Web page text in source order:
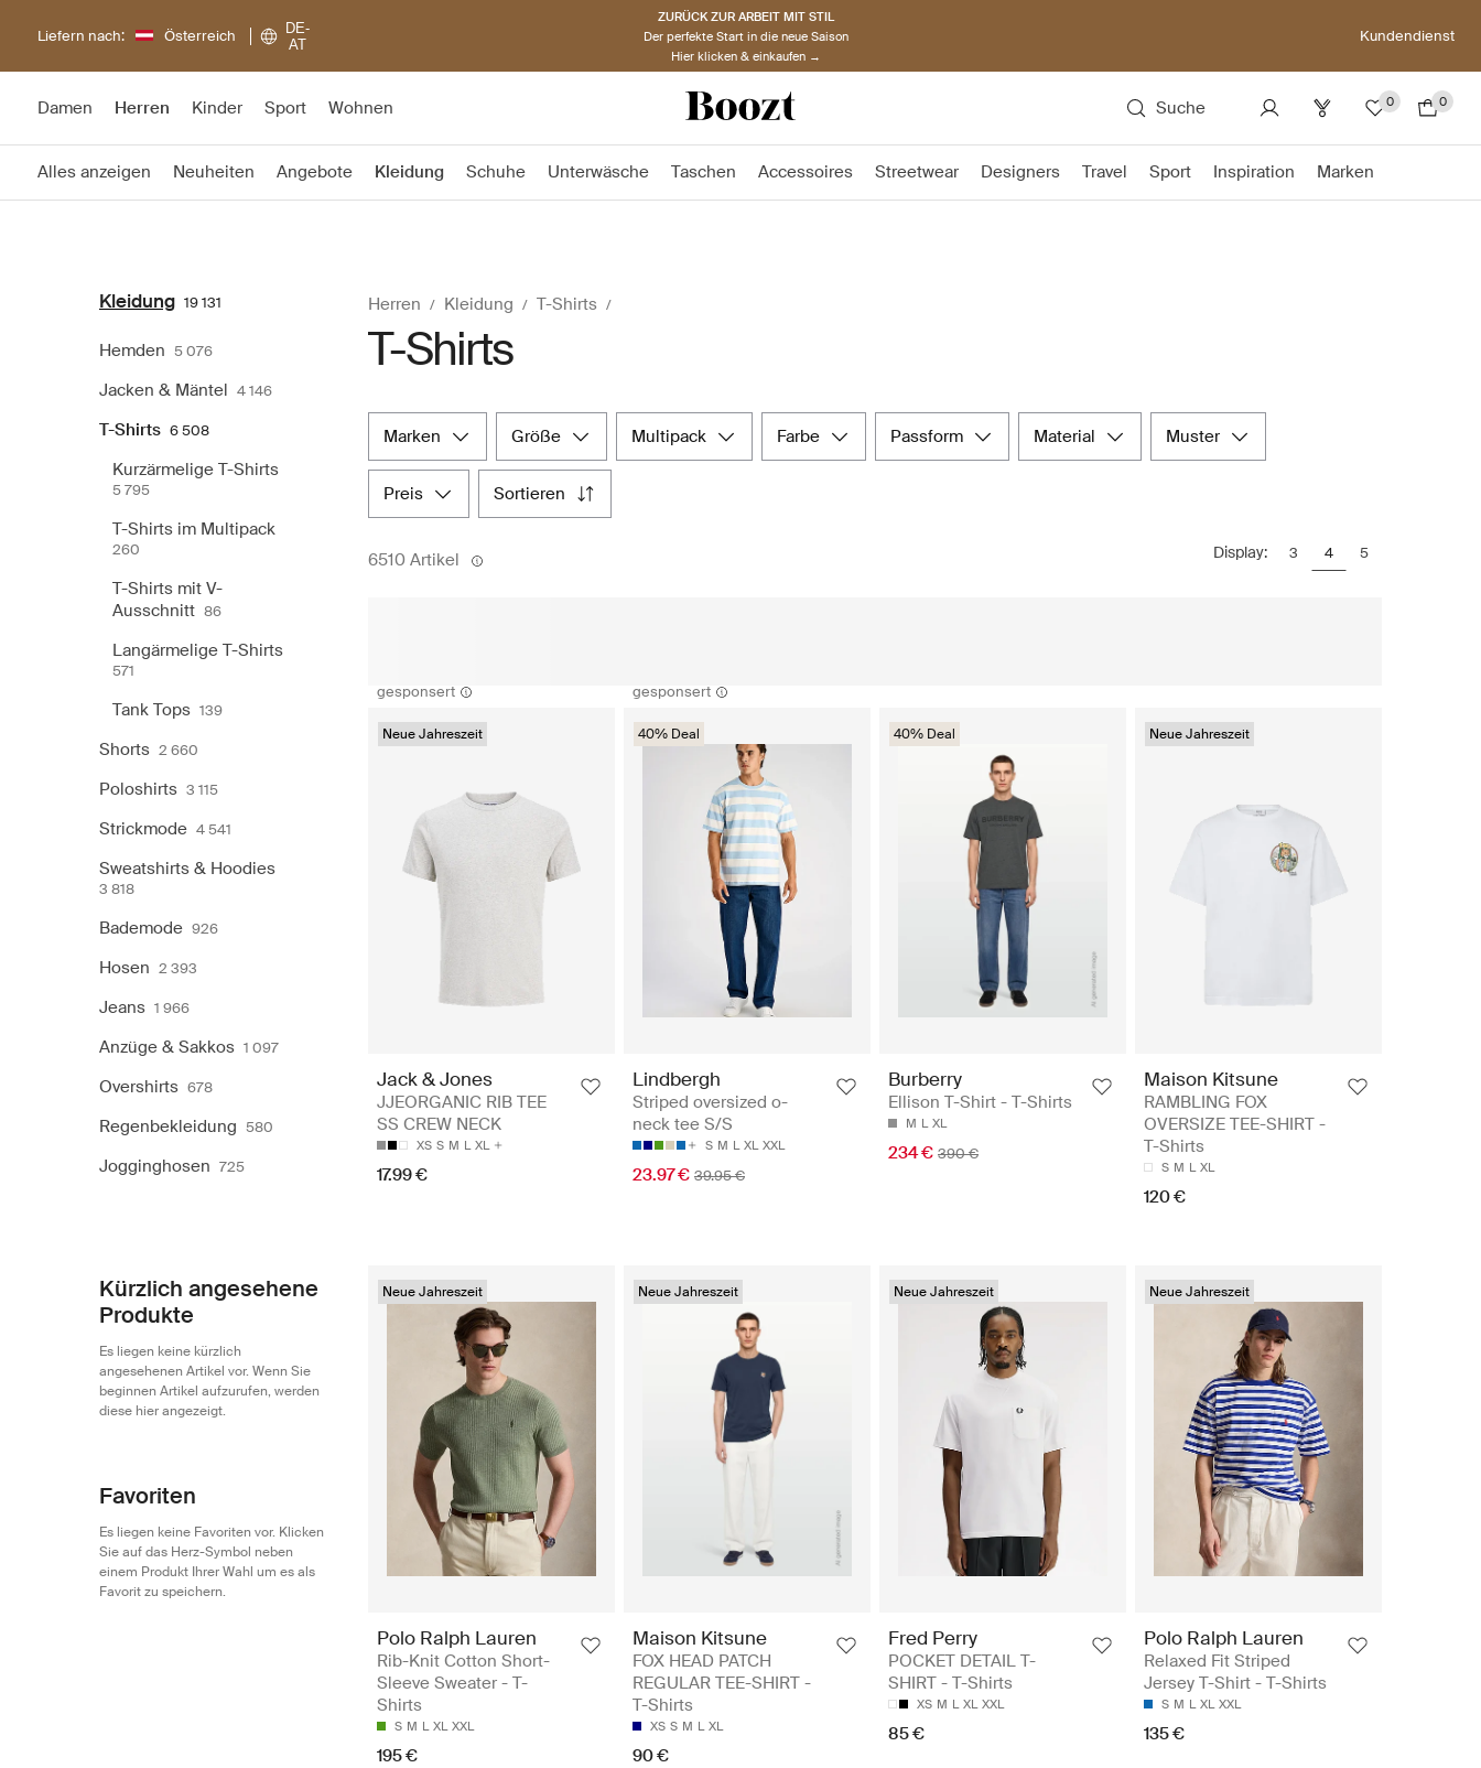
Liefern nach: Österreich
DE-
AT
ZURÜCK ZUR ARBEIT MIT STIL
Der perfekte Start in die neue Saison
Hier klicken & einkaufen →
Kundendienst
Damen Herren Kinder Sport Wohnen Suche 0 0
Alles anzeigen Neuheiten Angebote Kleidung Schuhe Unterwäsche Taschen Accessoires Streetwear Designers Travel Sport Inspiration Marken
Kleidung 19 131
Hemden 5 076
Jacken & Mäntel 4 146
T-Shirts 6 508
Kurzärmelige T-Shirts
5 795
T-Shirts im Multipack
260
T-Shirts mit V-
Ausschnitt 86
Langärmelige T-Shirts
571
Tank Tops 139
Shorts 2 660
Poloshirts 3 115
Strickmode 4 541
Sweatshirts & Hoodies
3 818
Bademode 926
Hosen 2 393
Jeans 1 966
Anzüge & Sakkos 1 097
Overshirts 678
Regenbekleidung 580
Jogginghosen 725
Kürzlich angesehene
Produkte
Es liegen keine kürzlich
angesehenen Artikel vor. Wenn Sie
beginnen Artikel aufzurufen, werden
diese hier angezeigt.
Favoriten
Es liegen keine Favoriten vor. Klicken
Sie auf das Herz-Symbol neben
einem Produkt Ihrer Wahl um es als
Favorit zu speichern.
Herren Kleidung T-Shirts
T-Shirts
marken größe multipack farbe passform material muster
preis sortieren
6510 Artikel Display: 3 4 5
gesponsert
Neue Jahreszeit
Jack & Jones
JJEORGANIC RIB TEE
SS CREW NECK
XS S M L XL
17.99 €
gesponsert
40% Deal
Lindbergh
Striped oversized o-
neck tee S/S
S M L XL XXL
23.97 € 39.95 €
40% Deal
Burberry
Ellison T-Shirt - T-Shirts
M L XL
234 € 390 €
Neue Jahreszeit
Maison Kitsune
RAMBLING FOX
OVERSIZE TEE-SHIRT -
T-Shirts
S M L XL
120 €
Neue Jahreszeit
Polo Ralph Lauren
Rib-Knit Cotton Short-
Sleeve Sweater - T-
Shirts
S M L XL XXL
195 €
Neue Jahreszeit
Maison Kitsune
FOX HEAD PATCH
REGULAR TEE-SHIRT -
T-Shirts
XS S M L XL
90 €
Neue Jahreszeit
Fred Perry
POCKET DETAIL T-
SHIRT - T-Shirts
XS M L XL XXL
85 €
Neue Jahreszeit
Polo Ralph Lauren
Relaxed Fit Striped
Jersey T-Shirt - T-Shirts
S M L XL XXL
135 €